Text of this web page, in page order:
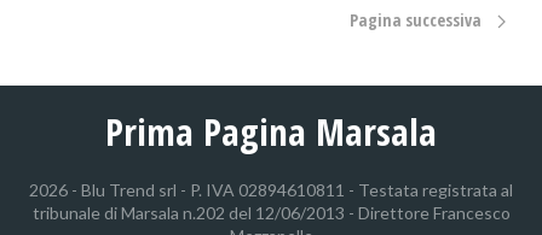
Pagina successiva
Prima Pagina Marsala
2026 - Blu Trend srl - P. IVA 02894610811 - Testata registrata al
tribunale di Marsala n.202 del 12/06/2013 - Direttore Francesco